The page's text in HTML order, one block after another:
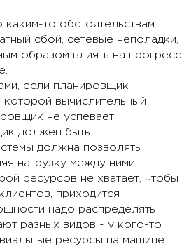
то обстоятельствам
сбой, сетевые неполадки,
образом влиять на прогресс
если планировщик
которой вычислительный
не успевает
должен быть
должна позволять
нагрузку между ними.
ресурсов не хватает, чтобы
приходится
надо распределять
разных видов - у кого-то
ресурсы на машине